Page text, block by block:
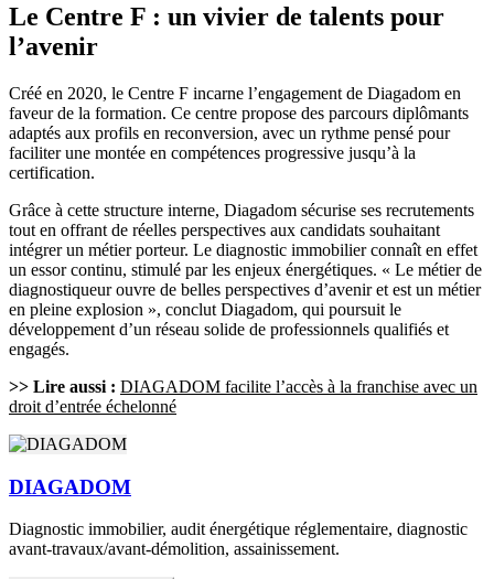
Le Centre F : un vivier de talents pour
l’avenir
Créé en 2020, le Centre F incarne l’engagement de Diagadom en
faveur de la formation. Ce centre propose des parcours diplômants
adaptés aux profils en reconversion, avec un rythme pensé pour
faciliter une montée en compétences progressive jusqu’à la
certification.
Grâce à cette structure interne, Diagadom sécurise ses recrutements
tout en offrant de réelles perspectives aux candidats souhaitant
intégrer un métier porteur. Le diagnostic immobilier connaît en effet
un essor continu, stimulé par les enjeux énergétiques. « Le métier de
diagnostiqueur ouvre de belles perspectives d’avenir et est un métier
en pleine explosion », conclut Diagadom, qui poursuit le
développement d’un réseau solide de professionnels qualifiés et
engagés.
>> Lire aussi : DIAGADOM facilite l’accès à la franchise avec un
droit d’entrée échelonné
DIAGADOM
Diagnostic immobilier, audit énergétique réglementaire, diagnostic
avant-travaux/avant-démolition, assainissement.